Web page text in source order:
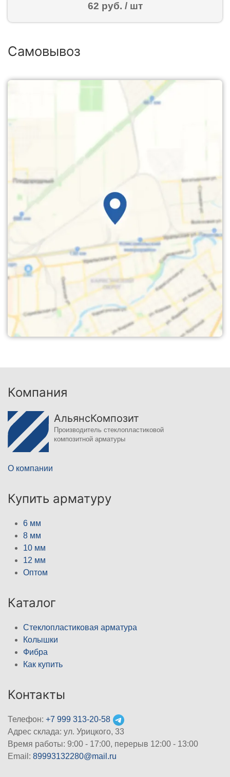
62 руб. / шт
Самовывоз
Компания
АльянсКомпозит
Производитель стеклопластиковой
композитной арматуры
О компании
Купить арматуру
6 мм
8 мм
10 мм
12 мм
Оптом
Каталог
Стеклопластиковая арматура
Колышки
Фибра
Как купить
Контакты
Телефон: +7 999 313-20-58
Адрес склада: ул. Урицкого, 33
Время работы: 9:00 - 17:00, перерыв 12:00 - 13:00
Email: 89993132280@mail.ru